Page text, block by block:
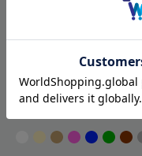
ロルバーン ブックマーク